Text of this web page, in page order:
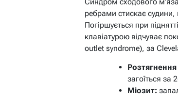
Синдром сходового
ребрами стискає судини,
Погіршується при
клавіатурою відчуває
outlet syndrome), за
Розтягнення
загоїться за
Міозит: